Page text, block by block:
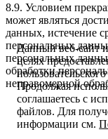
8.9. Условием
может являться
данных, истечение
персональных
персональных
обработки
неправомерной
Данный веб-сайт
целях
Продолжая
соглашаетесь с
файлов. Для
информации см.